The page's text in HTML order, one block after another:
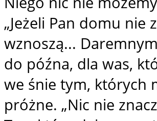
„Jeżeli Pan domu
wznoszą...
do późna, dla was,
we śnie tym, których
próżne. „Nic nie